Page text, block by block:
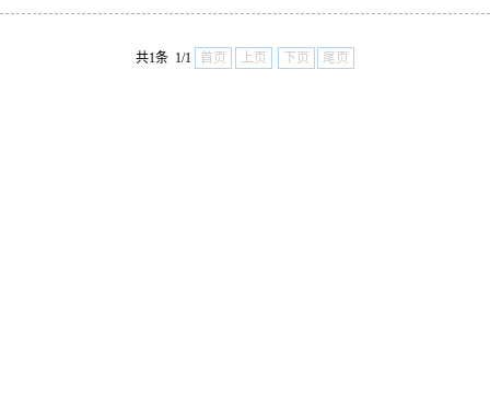
共1条 1/1 首页 上页 下页 尾页